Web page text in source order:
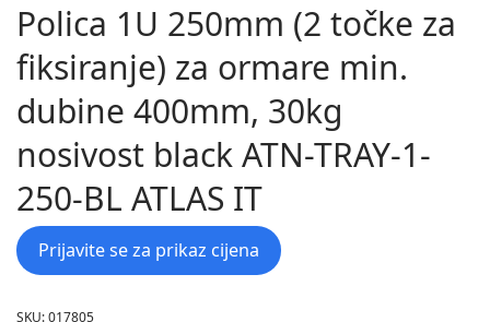
Polica 1U 250mm (2 točke za
fiksiranje) za ormare min.
dubine 400mm, 30kg
nosivost black ATN-TRAY-1-
250-BL ATLAS IT
Prijavite se za prikaz cijena
SKU:017805